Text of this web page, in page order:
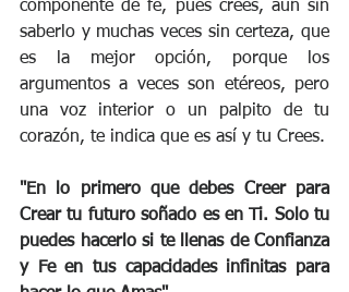
componente de fe, pues crees, aun sin
saberlo y muchas veces sin certeza, que
es la mejor opción, porque los
argumentos a veces son etéreos, pero
una voz interior o un palpito de tu
corazón, te indica que es así y tu Crees.
"En lo primero que debes Creer para
Crear tu futuro soñado es en Ti. Solo tu
puedes hacerlo si te llenas de Confianza
y Fe en tus capacidades infinitas para